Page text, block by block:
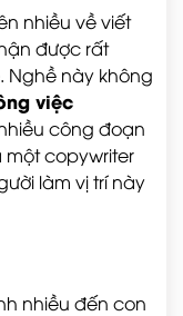
nhiều về viết
được rất
Nghề này không
việc
công đoạn
một copywriter
làm vị trí này
nhiều đến con